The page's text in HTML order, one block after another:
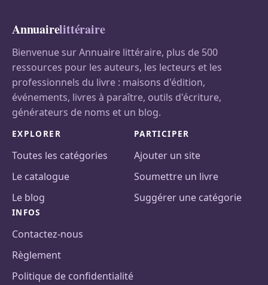
Annuairelittéraire
Bienvenue sur Annuaire littéraire, plus de 500
ressources pour les auteurs, les lecteurs et les
professionnels du livre : maisons d'édition,
événements, livres à paraître, outils d'écriture,
générateurs de noms et un blog.
EXPLORER
Toutes les catégories
Le catalogue
Le blog
PARTICIPER
Ajouter un site
Soumettre un livre
Suggérer une catégorie
INFOS
Contactez-nous
Règlement
Politique de confidentialité